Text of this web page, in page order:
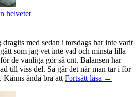
helvetet
med sedan i torsdags har inte varit
som jag vet inte vad och minsta lilla
de vanliga gör så ont. Balansen har
till viss del. Så går det när man tar i för
ändå bra att Fortsätt läsa →